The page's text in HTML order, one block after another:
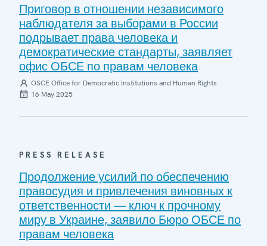
Приговор в отношении независимого
наблюдателя за выборами в России
подрывает права человека и
демократические стандарты, заявляет
офис ОБСЕ по правам человека
OSCE Office for Democratic Institutions and Human Rights
16 May 2025
PRESS RELEASE
Продолжение усилий по обеспечению
правосудия и привлечения виновных к
ответственности — ключ к прочному
миру в Украине, заявило Бюро ОБСЕ по
правам человека